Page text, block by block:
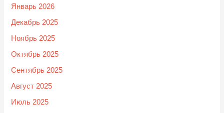
Январь 2026
Декабрь 2025
Ноябрь 2025
Октябрь 2025
Сентябрь 2025
Август 2025
Июль 2025